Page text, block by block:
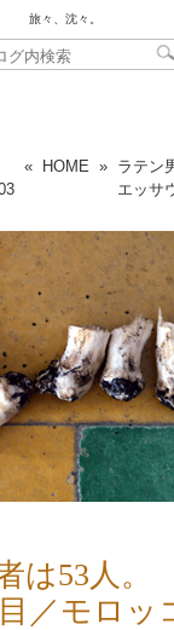
旅々、沈々。
« HOME » ラテン
エッサ
は53人。
／モロッ